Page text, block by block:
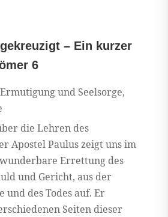
– Ein kurzer
6
Ermutigung und Seelsorge,
die Lehren des
Apostel Paulus zeigt uns im
Errettung des
und Gericht, aus der
und des Todes auf. Er
Seiten dieser